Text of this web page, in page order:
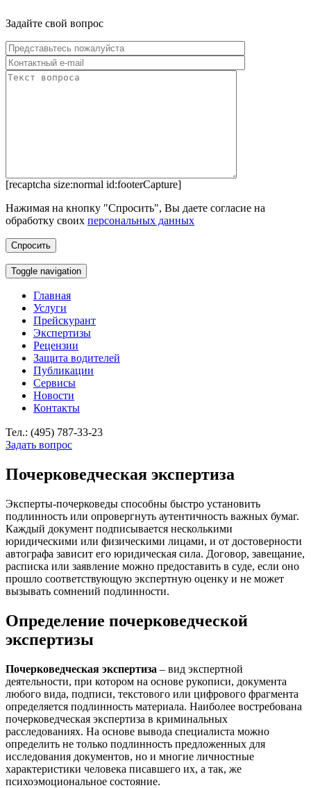
Задайте свой вопрос
[recaptcha size:normal id:footerCapture]
Нажимая на кнопку "Спросить", Вы даете согласие на
обработку своих персональных данных
Toggle navigation
Главная
Услуги
Прейскурант
Экспертизы
Рецензии
Защита водителей
Публикации
Сервисы
Новости
Контакты
Тел.: (495) 787-33-23
Задать вопрос
Почерковедческая экспертиза
Эксперты-почерковеды способны быстро установить
подлинность или опровергнуть аутентичность важных бумаг.
Каждый документ подписывается несколькими
юридическими или физическими лицами, и от достоверности
автографа зависит его юридическая сила. Договор, завещание,
расписка или заявление можно предоставить в суде, если оно
прошло соответствующую экспертную оценку и не может
вызывать сомнений подлинности.
Определение почерковедческой
экспертизы
Почерковедческая экспертиза – вид экспертной
деятельности, при котором на основе рукописи, документа
любого вида, подписи, текстового или цифрового фрагмента
определяется подлинность материала. Наиболее востребована
почерковедческая экспертиза в криминальных
расследованиях. На основе вывода специалиста можно
определить не только подлинность предложенных для
исследования документов, но и многие личностные
характеристики человека писавшего их, а так, же
психоэмоциональное состояние.